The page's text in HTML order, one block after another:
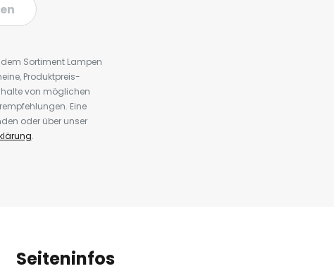
Sortiment Lampen
Produktpreis-
von möglichen
Eine
oder über unser
.
Seiteninfos